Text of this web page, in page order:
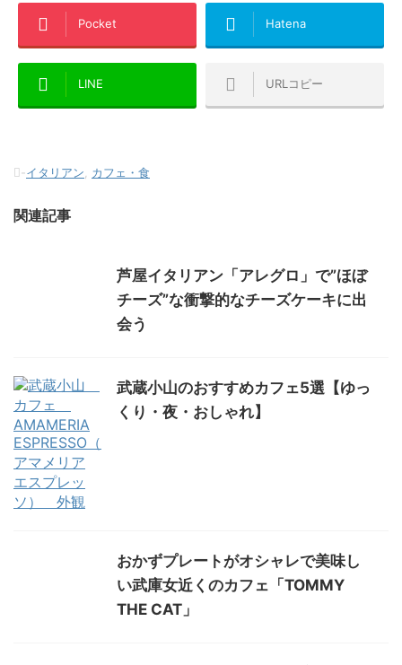
Pocket Hatena
LINE URLコピー
-イタリアン カフェ・食
関連記事
芦屋イタリアン「アレグロ」で”ほぼ
チーズ”な衝撃的なチーズケーキに出
会う
武蔵小山のおすすめカフェ5選【ゆっ
くり・夜・おしゃれ】
おかずプレートがオシャレで美味し
い武庫女近くのカフェ「TOMMY
THE CAT」